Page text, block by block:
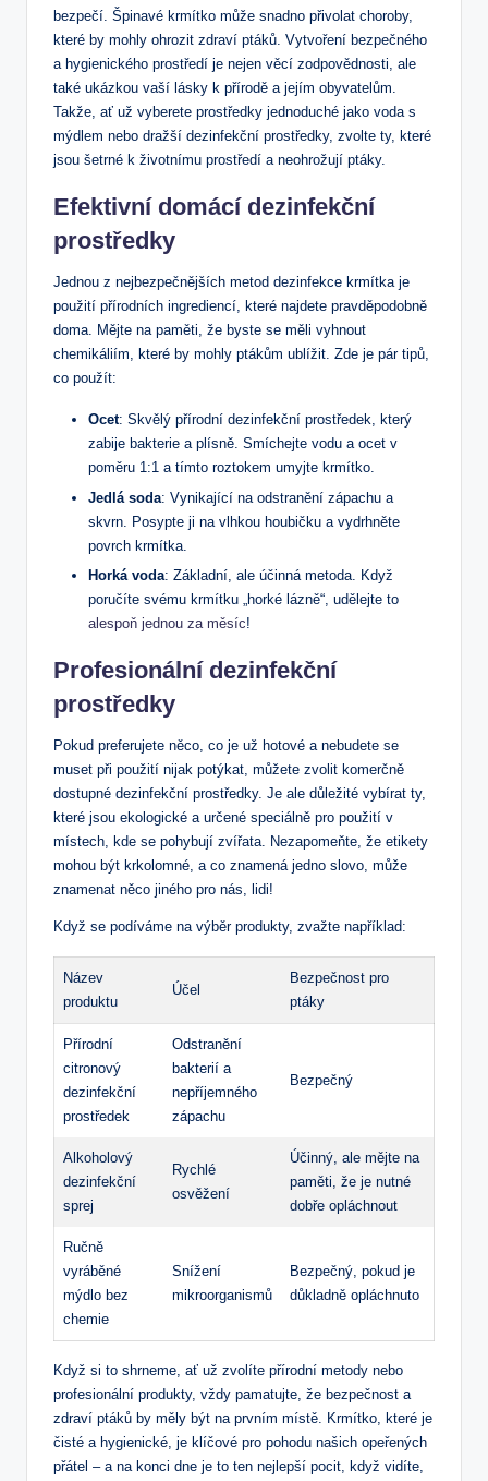
bezpečí. Špinavé krmítko může snadno přivolat choroby,
které by mohly ohrozit zdraví ptáků. Vytvoření bezpečného
a hygienického prostředí je nejen věcí zodpovědnosti, ale
také ukázkou vaší lásky k přírodě a jejím obyvatelům.
Takže, ať už vyberete prostředky jednoduché jako voda s
mýdlem nebo dražší dezinfekční prostředky, zvolte ty, které
jsou šetrné k životnímu prostředí a neohrožují ptáky.
Efektivní domácí dezinfekční
prostředky
Jednou z nejbezpečnějších metod dezinfekce krmítka je
použití přírodních ingrediencí, které najdete pravděpodobně
doma. Mějte na paměti, že byste se měli vyhnout
chemikáliím, které by mohly ptákům ublížit. Zde je pár tipů,
co použít:
Ocet: Skvělý přírodní dezinfekční prostředek, který
zabije bakterie a plísně. Smíchejte vodu a ocet v
poměru 1:1 a tímto roztokem umyjte krmítko.
Jedlá soda: Vynikající na odstranění zápachu a
skvrn. Posypte ji na vlhkou houbičku a vydrhněte
povrch krmítka.
Horká voda: Základní, ale účinná metoda. Když
poručíte svému krmítku „horké lázně“, udělejte to
alespoň jednou za měsíc!
Profesionální dezinfekční
prostředky
Pokud preferujete něco, co je už hotové a nebudete se
muset při použití nijak potýkat, můžete zvolit komerčně
dostupné dezinfekční prostředky. Je ale důležité vybírat ty,
které jsou ekologické a určené speciálně pro použití v
místech, kde se pohybují zvířata. Nezapomeňte, že etikety
mohou být krkolomné, a co znamená jedno slovo, může
znamenat něco jiného pro nás, lidi!
Když se podíváme na výběr produkty, zvažte například:
Název
produktu
Účel
Bezpečnost pro
ptáky
Přírodní
citronový
dezinfekční
prostředek
Odstranění
bakterií a
nepříjemného
zápachu
Bezpečný
Alkoholový
dezinfekční
sprej
Rychlé
osvěžení
Účinný, ale mějte na
paměti, že je nutné
dobře opláchnout
Ručně
vyráběné
mýdlo bez
chemie
Snížení
mikroorganismů
Bezpečný, pokud je
důkladně opláchnuto
Když si to shrneme, ať už zvolíte přírodní metody nebo
profesionální produkty, vždy pamatujte, že bezpečnost a
zdraví ptáků by měly být na prvním místě. Krmítko, které je
čisté a hygienické, je klíčové pro pohodu našich opeřených
přátel – a na konci dne je to ten nejlepší pocit, když vidíte,